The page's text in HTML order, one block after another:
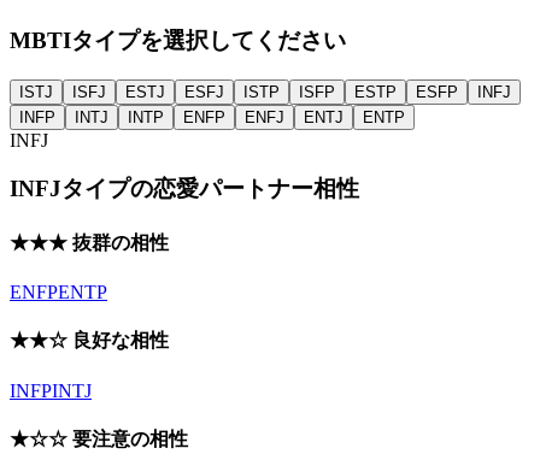
MBTIタイプを選択してください
ISTJ ISFJ ESTJ ESFJ ISTP ISFP ESTP ESFP
INFJ
INFP
INTJ INTP ENFP ENFJ ENTJ ENTP
INFJ
INFJタイプの恋愛パートナー相性
★★★ 抜群の相性
ENFPENTP
★★☆ 良好な相性
INFPINTJ
★☆☆ 要注意の相性